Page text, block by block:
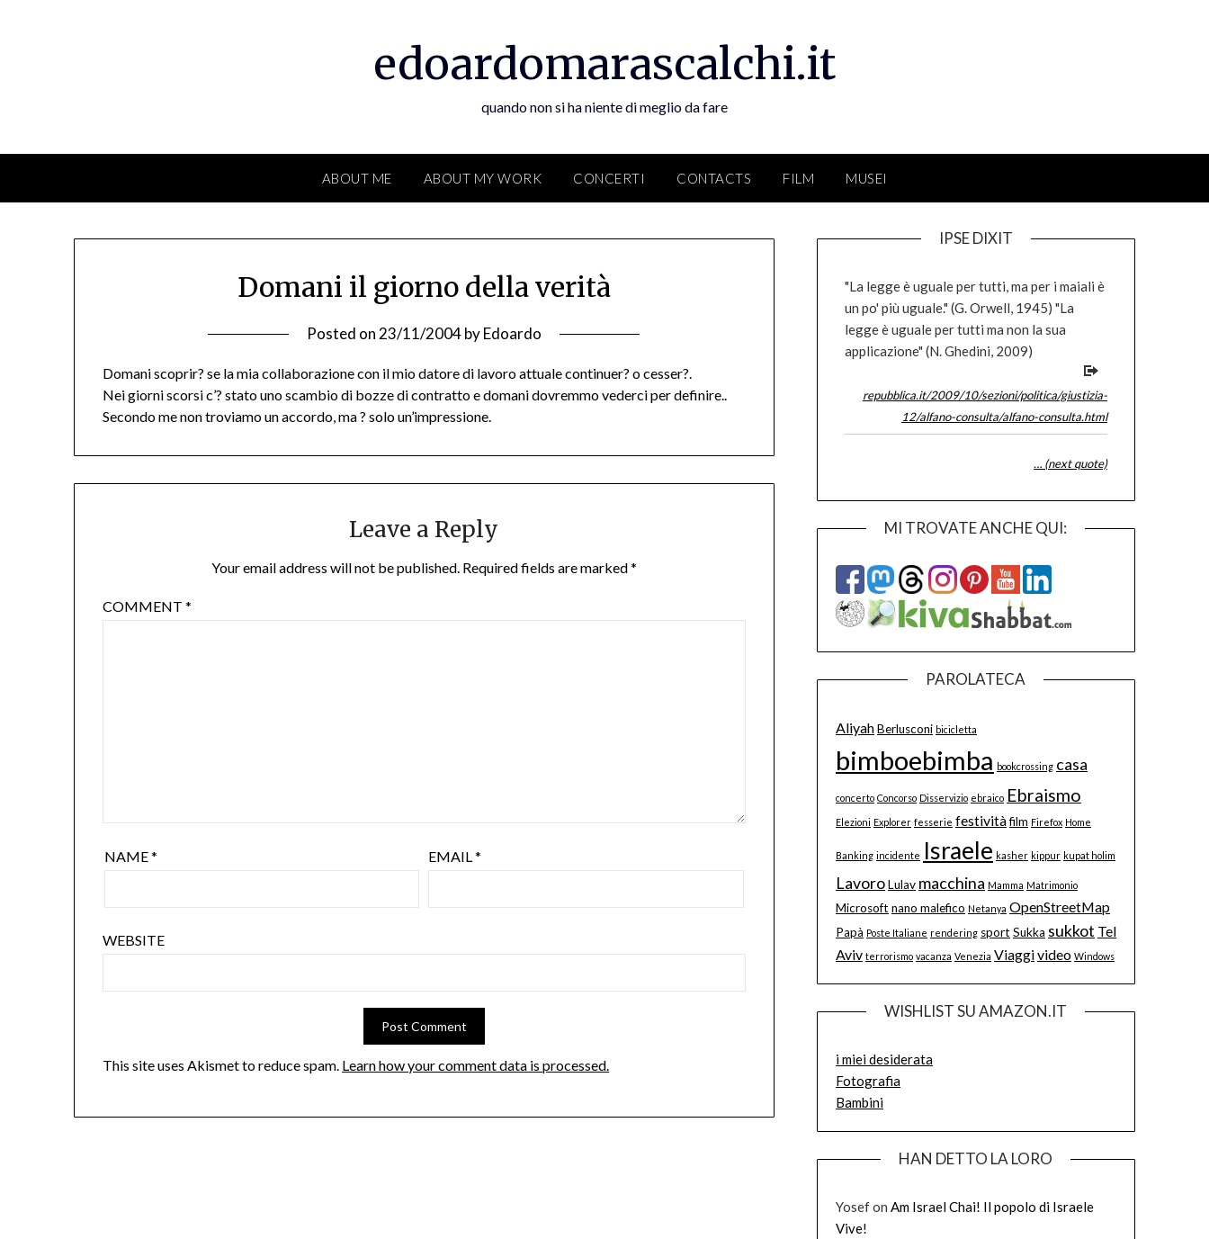
edoardomarascalchi.it
quando non si ha niente di meglio da fare
ABOUT ME ABOUT MY WORK CONCERTI CONTACTS FILM MUSEI
Domani il giorno della verità
Posted on 23/11/2004byEdoardo
Domani scoprir? se la mia collaborazione con il mio datore di lavoro attuale continuer? o cesser?.
Nei giorni scorsi c’? stato uno scambio di bozze di contratto e domani dovremmo vederci per definire..
Secondo me non troviamo un accordo, ma ? solo un’impressione.
Leave a Reply
Your email address will not be published. Required fields are marked*
COMMENT*
NAME* EMAIL*
WEBSITE
This site uses Akismet to reduce spam. Learn how your comment data is processed.
IPSE DIXIT
"La legge è uguale per tutti, ma per i maiali è
un po' più uguale." (G. Orwell, 1945) "La
legge è uguale per tutti ma non la sua
applicazione" (N. Ghedini, 2009)
repubblica.it/2009/10/sezioni/politica/giustizia-
12/alfano-consulta/alfano-consulta.html
… (next quote)
MI TROVATE ANCHE QUI:
PAROLATECA
AliyahBerlusconi bicicletta
bimboebimba bookcrossing casa
concerto Concorso Disservizio ebraico Ebraismo
Elezioni Explorer fesserie festivitàfilm Firefox Home
Banking incidente Israele kasher kippur kupat holim
LavoroLulav macchina Mamma Matrimonio
Microsoft nano malefico Netanya OpenStreetMap
Papà Poste Italiane rendering sport Sukka sukkot Tel
Aviv terrorismo vacanza Venezia Viaggivideo Windows
WISHLIST SU AMAZON.IT
i miei desiderata
Fotografia
Bambini
HAN DETTO LA LORO
Yosefon Am Israel Chai! Il popolo di Israele
Vive!